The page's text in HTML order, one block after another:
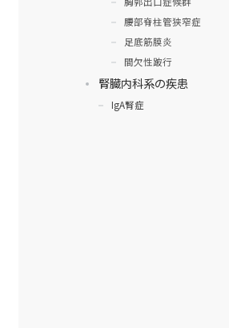
腰部脊柱管狭窄症
足底筋膜炎
間欠性跛行
腎臓内科系の疾患
IgA腎症